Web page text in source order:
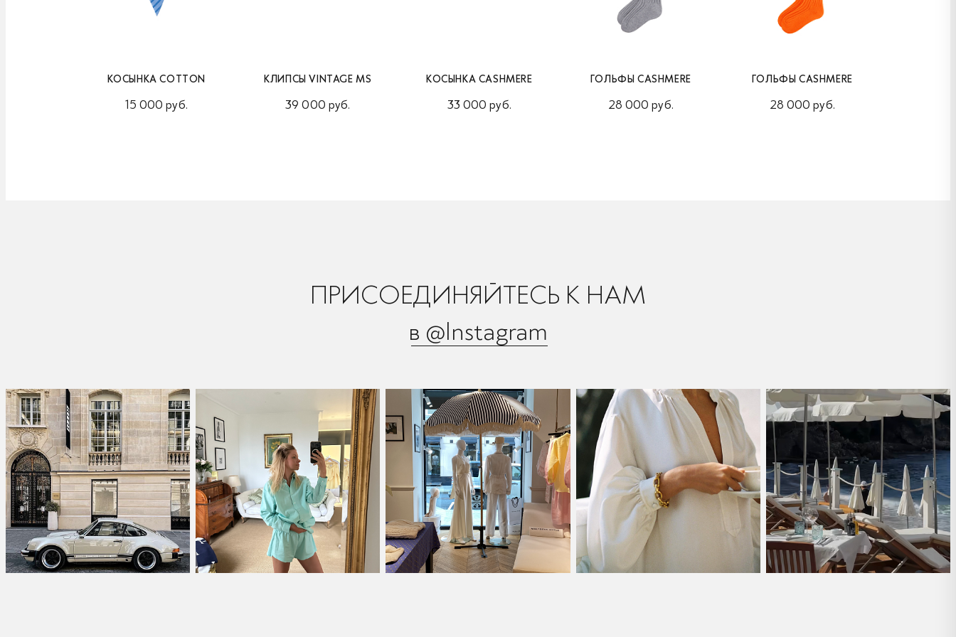
КОСЫНКА COTTON
15 000 руб.
КЛИПСЫ VINTAGE MS
39 000 руб.
КОСЫНКА CASHMERE
33 000 руб.
ГОЛЬФЫ CASHMERE
28 000 руб.
ГОЛЬФЫ CASHMERE
28 000 руб.
ПРИСОЕДИНЯЙТЕСЬ К НАМ
в @Instagram